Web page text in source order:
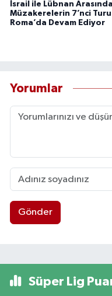
İsrail ile Lübnan
Müzakerelerin 7’nci Turu
Roma’da Devam Ediyor
Yorumlar
Gönder
Süper Lig